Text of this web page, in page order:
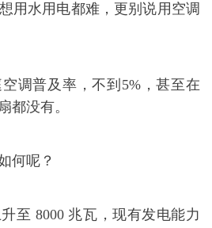
用水用电都难，更别说用空调
调普及率，不到5%，甚至在
都没有。
何呢？
至 8000 兆瓦，现有发电能力